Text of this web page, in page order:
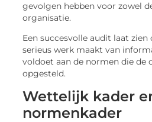
gevolgen hebben voor zowel
organisatie.
Een succesvolle audit laat
serieus werk maakt van
voldoet aan de normen die de
opgesteld.
Wettelijk kader
normenkader